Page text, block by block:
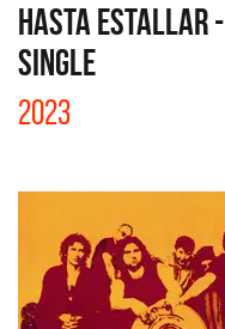
HASTA ESTALLAR -
SINGLE
2023